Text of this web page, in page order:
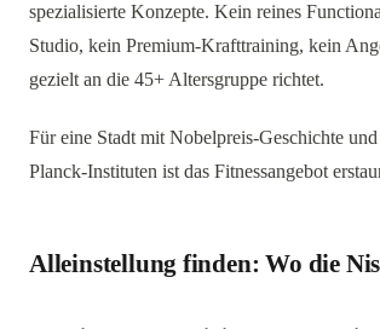
spezialisierte Konzepte. Kein reines
Studio, kein Premium-Krafttraining, kein
gezielt an die 45+ Altersgruppe richtet.
Für eine Stadt mit Nobelpreis-Geschichte
Planck-Instituten ist das Fitnessangebot
Alleinstellung finden: Wo die